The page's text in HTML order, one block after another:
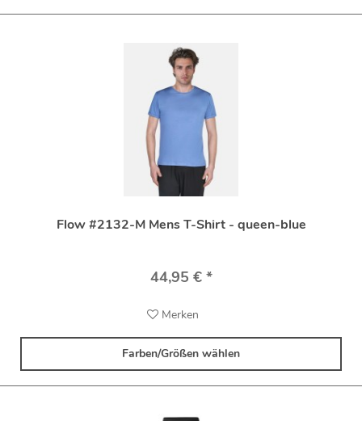
Flow #2132-M Mens T-Shirt - queen-blue
44,95 € *
Merken
Farben/Größen wählen